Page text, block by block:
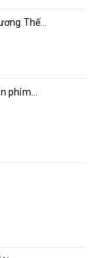
Thế...
phím...